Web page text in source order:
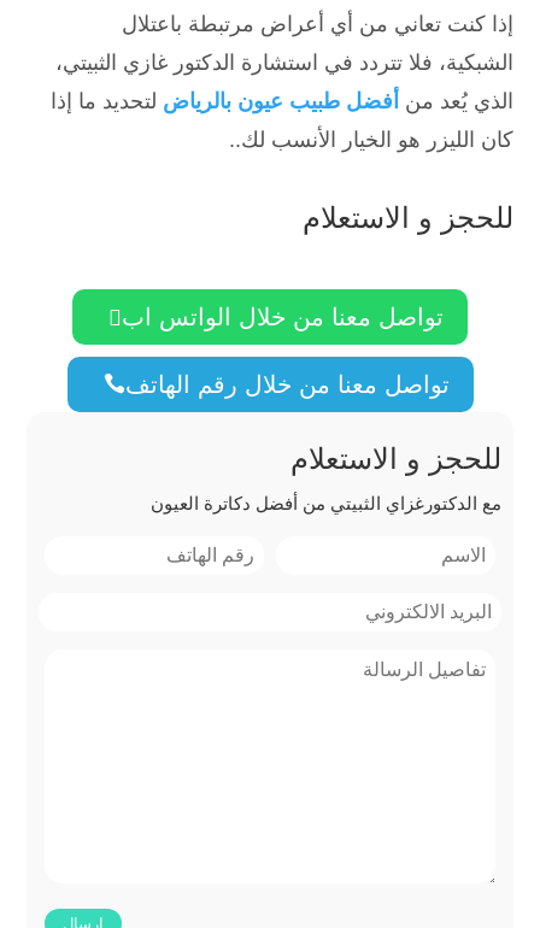
للحجز و الاستعلام
مع الدكتورغزاي الثبيتي من أفضل دكاترة العيون
إذا كنت تعاني من أي أعراض مرتبطة باعتلال
الشبكية، فلا تتردد في استشارة الدكتور غازي الثبيتي،
الذي يُعد من أفضل طبيب عيون بالرياض لتحديد ما إذا
كان الليزر هو الخيار الأنسب لك..
للحجز و الاستعلام
تواصل معنا من خلال الواتس اب
تواصل معنا من خلال رقم الهاتف